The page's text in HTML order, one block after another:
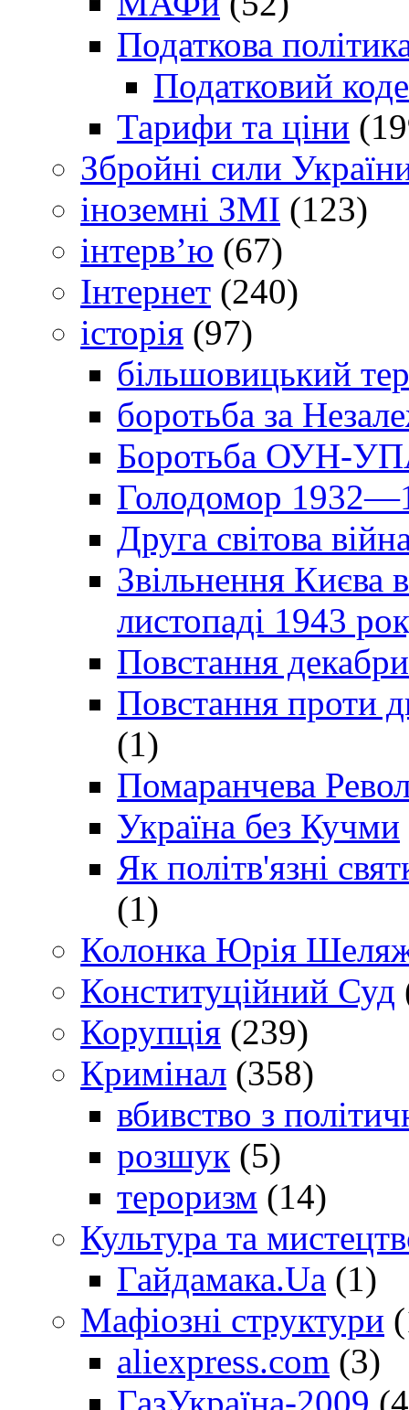
Податкова
Податковий
Тарифи та ціни
Збройні сили
іноземні ЗМІ (123)
інтерв’ю (67)
Інтернет (240)
історія (97)
більшовицький
боротьба за
Боротьба ОУН-УПА
Голодомор
Друга світова
Звільнення Києва
листопаді 1943
Повстання
Повстання проти
(1)
Помаранчева
Україна без Кучми
Як політв'язні
(1)
Колонка Юрія
Конституційний Суд
Корупція (239)
Кримінал (358)
вбивство з
розшук (5)
тероризм (14)
Культура та
Гайдамака.Ua (1)
Мафіозні структури
aliexpress.com (3)
ГазУкраїна-2009